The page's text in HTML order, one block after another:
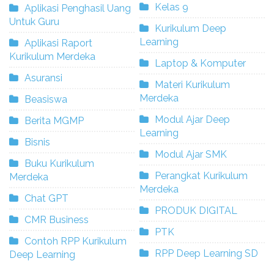
Aplikasi Penghasil Uang
Untuk Guru
Aplikasi Raport
Kurikulum Merdeka
Asuransi
Beasiswa
Berita MGMP
Bisnis
Buku Kurikulum
Merdeka
Chat GPT
CMR Business
Contoh RPP Kurikulum
Deep Learning
Kelas 9
Kurikulum Deep
Learning
Laptop & Komputer
Materi Kurikulum
Merdeka
Modul Ajar Deep
Learning
Modul Ajar SMK
Perangkat Kurikulum
Merdeka
PRODUK DIGITAL
PTK
RPP Deep Learning SD